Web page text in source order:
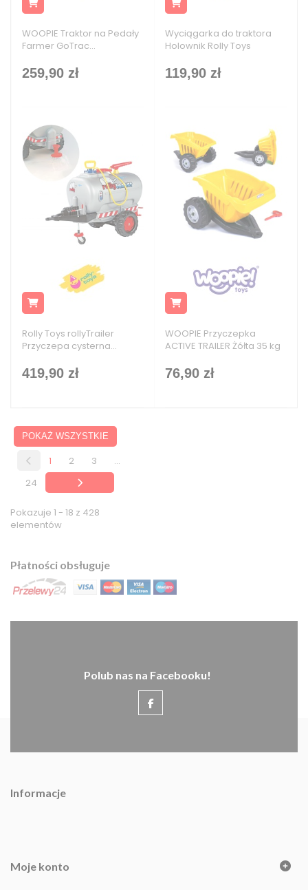
WOOPIE Traktor na Pedały
Farmer GoTrac...
259,90 zł
Wyciągarka do traktora
Holownik Rolly Toys
119,90 zł
Rolly Toys rollyTrailer
Przyczepa cysterna...
419,90 zł
WOOPIE Przyczepka
ACTIVE TRAILER Żółta 35 kg
76,90 zł
POKAŻ WSZYSTKIE
1 2 3
...
24
Pokazuje 1 - 18 z 428
elementów
Płatności obsługuje
Polub nas na Facebooku!
Informacje
Moje konto